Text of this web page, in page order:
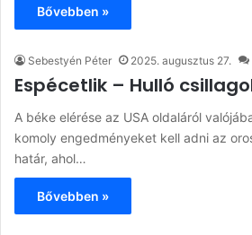
Bővebben »
Sebestyén Péter 2025. augusztus 27.
Espécetlik – Hulló
A béke elérése az USA oldaláról
komoly engedményeket kell adni az
határ, ahol…
Bővebben »